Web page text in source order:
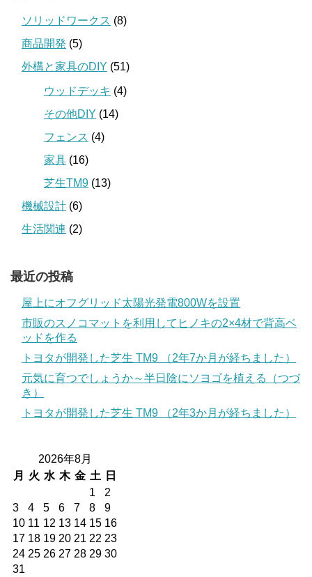
ソリッドワークス (8)
商品開発 (5)
外構と家具のDIY (51)
ウッドデッキ (4)
その他DIY (14)
フェンス (4)
家具 (16)
芝生TM9 (13)
機械設計 (6)
生活関連 (2)
最近の投稿
屋上にオフグリッド太陽光発電800Wを設置
市販のスノコマットを利用してヒノキの2×4材で背高ベ
ッドを作る
トヨタが開発した芝生 TM9 （2年7か月が経ちました）
元気に育つでしょうか～半日陰にソヨゴを植える（つづ
き）
トヨタが開発した芝生 TM9 （2年3か月が経ちました）
2026年8月
月
火 水 木 金 土
日
1
2
3
4 5 6 7 8
9
10 11 12 13 14 15 16
17 18 19 20 21 22 23
24 25 26 27 28 29 30
31